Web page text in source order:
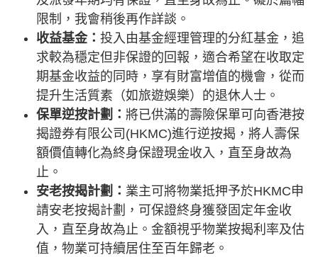
限制，我會稍後再作詳談。
收益基金： 投入由基金經理管理的分紅基金，追
求較為穩定但非保證的回報，適合希望在收取定
期基金收益的同時，享有財富增值的機會，從而
提升生活質素（如旅遊娛樂）的退休人士。
保單逆按計劃： 將已供滿的壽險保單可向香港按
揭證券有限公司(HKMC)進行逆按揭，將人壽保
額價值轉化為終身保證現金收入，直至身故為
止。
安老按揭計劃： 業主可將物業抵押予於HKMC申
請安老按揭計劃，可保證終身獲發固定年金收
入，直至身故為止。金額視乎物業按揭利率及估
值，物業可持續居住至百年歸老。